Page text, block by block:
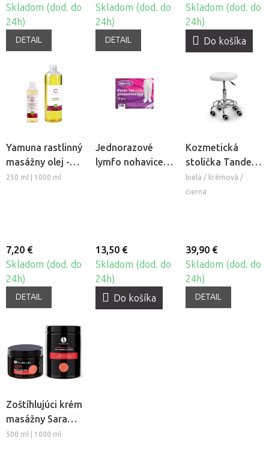
Skladom (dod. do
24h)
DETAIL
Skladom (dod. do
24h)
DETAIL
Skladom (dod. do
24h)
Do košíka
Yamuna rastlinný
masážny olej -
Hrozno
250 ml | 1000 ml
7,20 €
Skladom (dod. do
24h)
DETAIL
Jednorazové
lymfo nohavice z
13,50 €
Skladom (dod. do
24h)
Do košíka
Kozmetická
stolička Tandem
COS
biela / krémová /
čierna
39,90 €
Skladom (dod. do
24h)
DETAIL
Zoštíhlujúci krém
masážny Sara
Beauty Spa -
500 ml | 1000 ml